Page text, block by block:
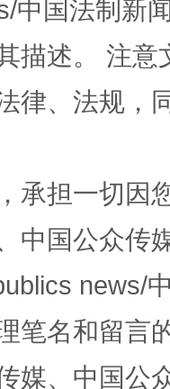
中国法制新
描述。 注
律、法规，
承担一切因
中国公众传
news/
笔名和留言
媒、中国公